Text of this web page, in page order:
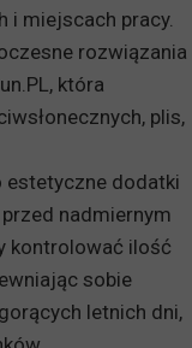
i miejscach pracy.
rozwiązania
która
plis,
estetyczne dodatki
nadmiernym
kontrolować ilość
sobie
letnich dni,